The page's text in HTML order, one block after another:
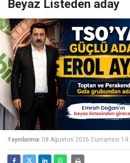
Beyaz Listeden aday
Yayınlanma: 08 Ağustos 2026 Cumartesi